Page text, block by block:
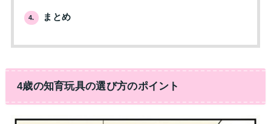
4. まとめ
4歳の知育玩具の選び方のポイント